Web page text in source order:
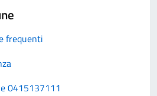
frequenti
0415137111